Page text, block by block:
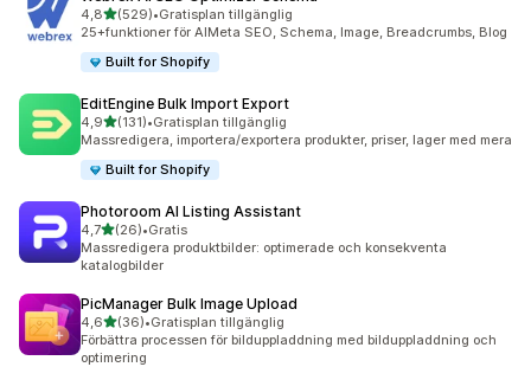
4,8av 5 stjärnor
(529)
529 recensioner totalt
•Gratisplan tillgänglig
25+funktioner för AIMeta SEO, Schema, Image, Breadcrumbs, Blog
Built for Shopify
EditEngine Bulk Import Export
4,9av 5 stjärnor
(131)
131 recensioner totalt
•Gratisplan tillgänglig
Massredigera, importera/exportera produkter, priser, lager med mera
Built for Shopify
Photoroom AI Listing Assistant
4,7av 5 stjärnor
(26)
26 recensioner totalt
•Gratis
Massredigera produktbilder: optimerade och konsekventa
katalogbilder
PicManager Bulk Image Upload
4,6av 5 stjärnor
(36)
36 recensioner totalt
•Gratisplan tillgänglig
Förbättra processen för bilduppladdning med bilduppladdning och
optimering